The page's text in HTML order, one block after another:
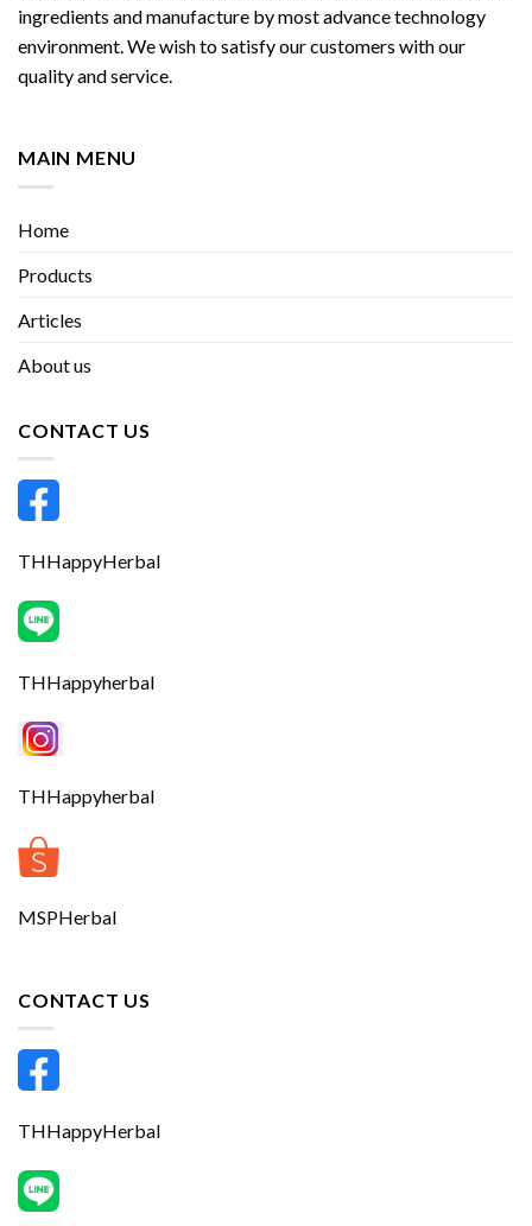
ingredients and manufacture by most advance technology
environment. We wish to satisfy our customers with our
quality and service.
MAIN MENU
Home
Products
Articles
About us
CONTACT US
THHappyHerbal
THHappyherbal
THHappyherbal
MSPHerbal
CONTACT US
THHappyHerbal